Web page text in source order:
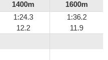
1400m
1600m
1:24.3
12.2
1:36.2
11.9